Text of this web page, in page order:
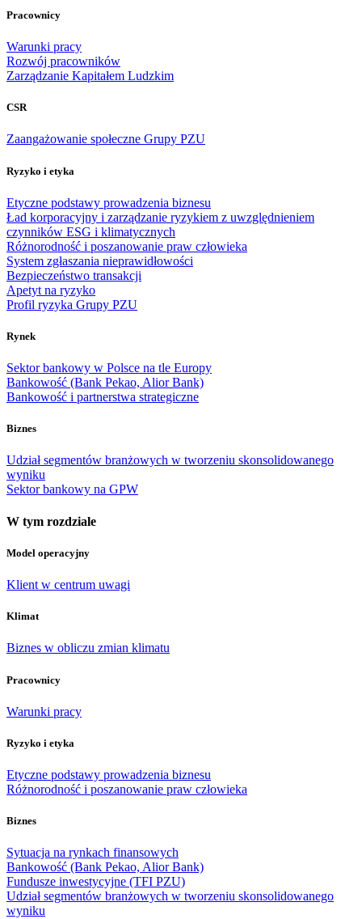
Pracownicy
Warunki pracy
Rozwój pracowników
Zarządzanie Kapitałem Ludzkim
CSR
Zaangażowanie społeczne Grupy PZU
Ryzyko i etyka
Etyczne podstawy prowadzenia biznesu
Ład korporacyjny i zarządzanie ryzykiem z uwzględnieniem
czynników ESG i klimatycznych
Różnorodność i poszanowanie praw człowieka
System zgłaszania nieprawidłowości
Bezpieczeństwo transakcji
Apetyt na ryzyko
Profil ryzyka Grupy PZU
Rynek
Sektor bankowy w Polsce na tle Europy
Bankowość (Bank Pekao, Alior Bank)
Bankowość i partnerstwa strategiczne
Biznes
Udział segmentów branżowych w tworzeniu skonsolidowanego
wyniku
Sektor bankowy na GPW
W tym rozdziale
Model operacyjny
Klient w centrum uwagi
Klimat
Biznes w obliczu zmian klimatu
Pracownicy
Warunki pracy
Ryzyko i etyka
Etyczne podstawy prowadzenia biznesu
Różnorodność i poszanowanie praw człowieka
Biznes
Sytuacja na rynkach finansowych
Bankowość (Bank Pekao, Alior Bank)
Fundusze inwestycyjne (TFI PZU)
Udział segmentów branżowych w tworzeniu skonsolidowanego
wyniku